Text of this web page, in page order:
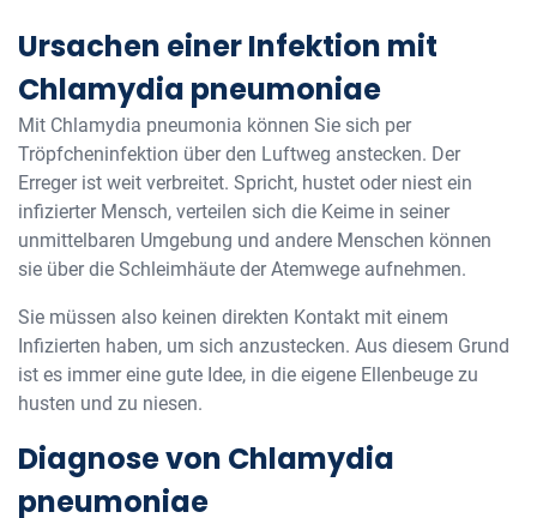
Ursachen einer Infektion mit
Chlamydia pneumoniae
Mit Chlamydia pneumonia können Sie sich per
Tröpfcheninfektion über den Luftweg anstecken. Der
Erreger ist weit verbreitet. Spricht, hustet oder niest ein
infizierter Mensch, verteilen sich die Keime in seiner
unmittelbaren Umgebung und andere Menschen können
sie über die Schleimhäute der Atemwege aufnehmen.
Sie müssen also keinen direkten Kontakt mit einem
Infizierten haben, um sich anzustecken. Aus diesem Grund
ist es immer eine gute Idee, in die eigene Ellenbeuge zu
husten und zu niesen.
Diagnose von Chlamydia
pneumoniae